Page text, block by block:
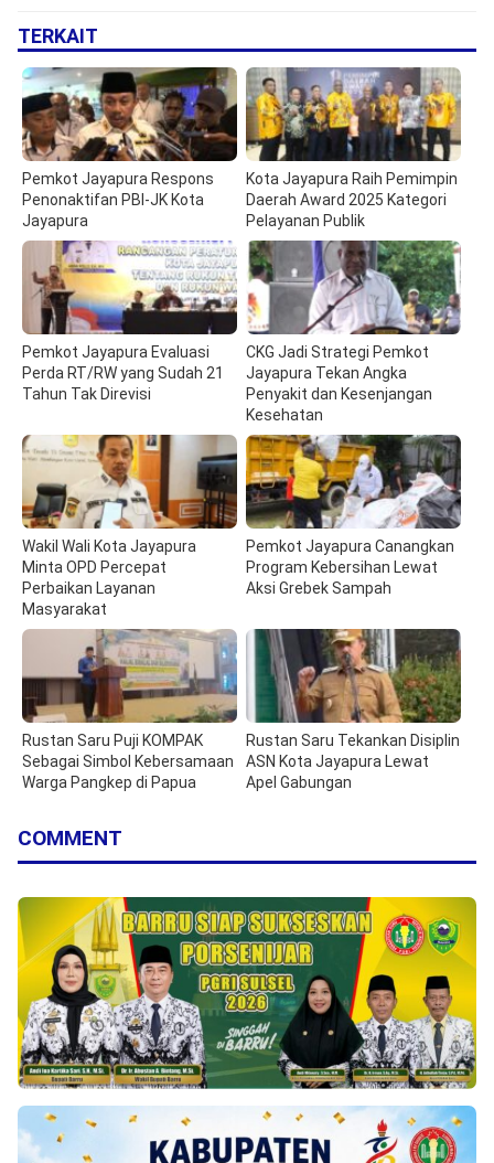
TERKAIT
Pemkot Jayapura Respons
Penonaktifan PBI-JK Kota
Jayapura
Kota Jayapura Raih Pemimpin
Daerah Award 2025 Kategori
Pelayanan Publik
Pemkot Jayapura Evaluasi
Perda RT/RW yang Sudah 21
Tahun Tak Direvisi
CKG Jadi Strategi Pemkot
Jayapura Tekan Angka
Penyakit dan Kesenjangan
Kesehatan
Wakil Wali Kota Jayapura
Minta OPD Percepat
Perbaikan Layanan
Masyarakat
Pemkot Jayapura Canangkan
Program Kebersihan Lewat
Aksi Grebek Sampah
Rustan Saru Puji KOMPAK
Sebagai Simbol Kebersamaan
Warga Pangkep di Papua
Rustan Saru Tekankan Disiplin
ASN Kota Jayapura Lewat
Apel Gabungan
COMMENT